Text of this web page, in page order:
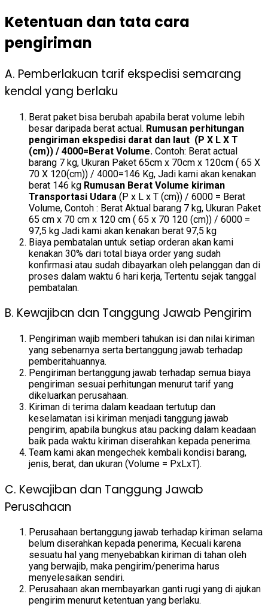
Ketentuan dan tata cara
pengiriman
A. Pemberlakuan tarif ekspedisi semarang
kendal yang berlaku
Berat paket bisa berubah apabila berat volume lebih
besar daripada berat actual. Rumusan perhitungan
pengiriman ekspedisi darat dan laut (P X L X T
(cm)) / 4000=Berat Volume. Contoh: Berat actual
barang 7 kg, Ukuran Paket 65cm x 70cm x 120cm ( 65 X
70 X 120(cm)) / 4000=146 Kg, Jadi kami akan kenakan
berat 146 kg Rumusan Berat Volume kiriman
Transportasi Udara (P x L x T (cm)) / 6000 = Berat
Volume, Contoh : Berat Aktual barang 7 kg, Ukuran Paket
65 cm x 70 cm x 120 cm ( 65 x 70 120 (cm)) / 6000 =
97,5 kg Jadi kami akan kenakan berat 97,5 kg
Biaya pembatalan untuk setiap orderan akan kami
kenakan 30% dari total biaya order yang sudah
konfirmasi atau sudah dibayarkan oleh pelanggan dan di
proses dalam waktu 6 hari kerja, Tertentu sejak tanggal
pembatalan.
B. Kewajiban dan Tanggung Jawab Pengirim
Pengiriman wajib memberi tahukan isi dan nilai kiriman
yang sebenarnya serta bertanggung jawab terhadap
pemberitahuannya.
Pengiriman bertanggung jawab terhadap semua biaya
pengiriman sesuai perhitungan menurut tarif yang
dikeluarkan perusahaan.
Kiriman di terima dalam keadaan tertutup dan
keselamatan isi kiriman menjadi tanggung jawab
pengirim, apabila bungkus atau packing dalam keadaan
baik pada waktu kiriman diserahkan kepada penerima.
Team kami akan mengechek kembali kondisi barang,
jenis, berat, dan ukuran (Volume = PxLxT).
C. Kewajiban dan Tanggung Jawab
Perusahaan
Perusahaan bertanggung jawab terhadap kiriman selama
belum diserahkan kepada penerima, Kecuali karena
sesuatu hal yang menyebabkan kiriman di tahan oleh
yang berwajib, maka pengirim/penerima harus
menyelesaikan sendiri.
Perusahaan akan membayarkan ganti rugi yang di ajukan
pengirim menurut ketentuan yang berlaku.